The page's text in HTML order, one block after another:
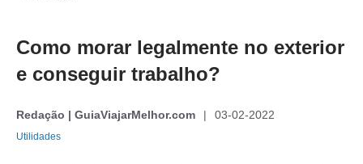
Como morar legalmente no exterior
e conseguir trabalho?
Redação | GuiaViajarMelhor.com 03-02-2022
Utilidades